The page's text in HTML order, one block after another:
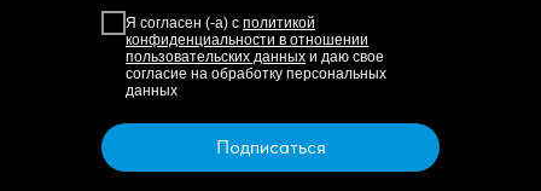
Я согласен (-а) с политикой
конфиденциальности в отношении
пользовательских данных и даю свое
согласие на обработку персональных
данных
Подписаться